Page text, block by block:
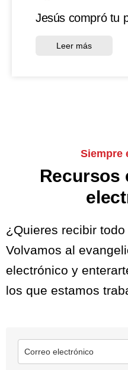
Jesús compró tu
Leer más
Siempre
Recursos
¿Quieres recibir
Volvamos al
electrónico y
los que estamos